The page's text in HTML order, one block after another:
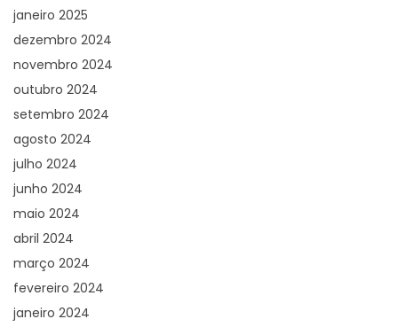
janeiro 2025
dezembro 2024
novembro 2024
outubro 2024
setembro 2024
agosto 2024
julho 2024
junho 2024
maio 2024
abril 2024
março 2024
fevereiro 2024
janeiro 2024